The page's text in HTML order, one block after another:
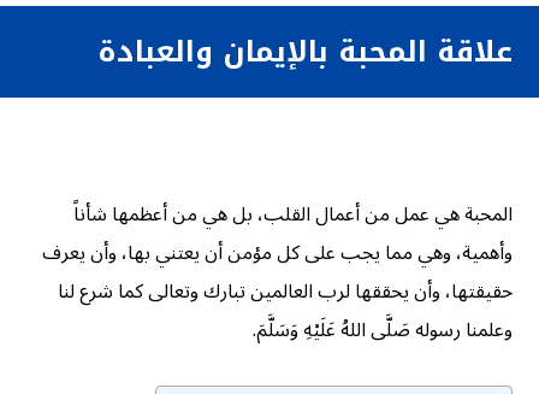
علاقة المحبة بالإيمان والعبادة
المحبة هي عمل من أعمال القلب، بل هي من أعظمها شأناً
وأهمية، وهي مما يجب على كل مؤمن أن يعتني بها، وأن يعرف
حقيقتها، وأن يحققها لرب العالمين تبارك وتعالى كما شرع لنا
وعلمنا رسوله صَلَّى اللهُ عَلَيْهِ وَسَلَّمَ.